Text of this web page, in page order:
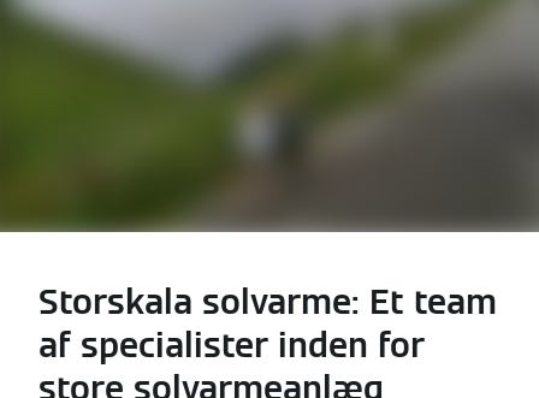
Storskala solvarme: Et team
af specialister inden for
store solvarmeanlæg